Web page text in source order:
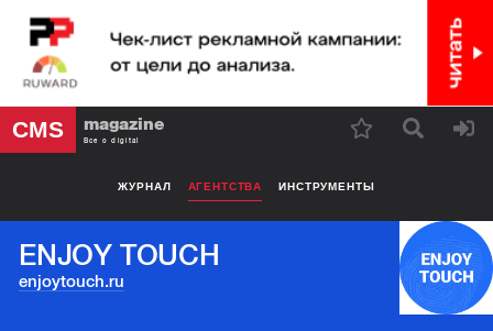
CMS magazine
Все о digital
ЖУРНАЛ АГЕНТСТВА ИНСТРУМЕНТЫ
ENJOY TOUCH
enjoytouch.ru